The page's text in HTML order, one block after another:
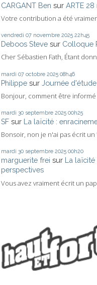
CARGANT Ben sur ARTE 28
Votre contribution a été
vendredi 07 novembre 2025 22h45
Deboos Steve sur Colloque
Cher Sébastien Fath, Étant
mardi 07 octobre 2025 08h46
Philippe sur Journée d'étude
Bonjour, comment être
mardi 30 septembre 2025 00h25
SF sur La laïcité :
Bonsoir, non je n'ai pas écrit un
mardi 30 septembre 2025 00h20
marguerite frei sur La laïcité
perspectives
Vous avez vraiment écrit un